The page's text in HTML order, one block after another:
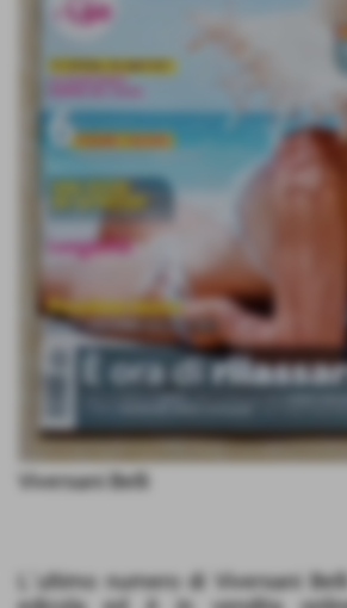
Viversani Belli
L´ultimo numero di Viversani